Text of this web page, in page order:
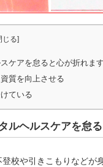
じる]
ケアを怠ると心が折れます
質を向上させる
ている
ルヘルスケアを怠
校や引きこもりなど